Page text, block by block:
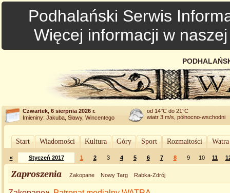
Podhalański Serwis
Więcej informacji w
Czwartek, 6 sierpnia 2026 r.
Imieniny: Jakuba, Sławy, Wincentego
od 14°C do 21°C
wiatr 3 m/s, północno-wschodni
Start Wiadomości Kultura Góry Sport Rozmaitości
« Styczeń 2017 1 2 3 4 5 6 7 8 9 10 11
Zaproszenia Zakopane Nowy Targ Rabka-Zdrój